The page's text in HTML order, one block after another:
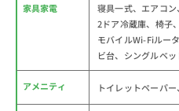
家具家電
寝具一式、エアコン
2ドア冷蔵庫、椅子
モバイルWi-Fiルー
ビ台、シングルベ
アメニティ トイレットペーパ